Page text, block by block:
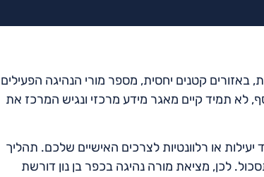
באזורים קטנים יחסית, מספר מורי הנהיגה הפעילים
לא תמיד קיים מאגר מידע מרכזי ונגיש המרכז את
או רלוונטיות לצרכים האישיים שלכם. תהליך
לכן, מציאת מורה נהיגה בכפר בן נון דורשת